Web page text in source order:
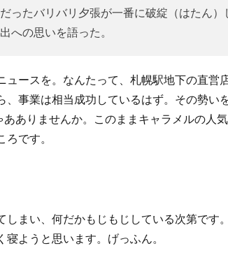
ったバリバリ夕張が一番に破綻（はたん）
への思いを語った。
ースを。なんたって、札幌駅地下の直営
事業は相当成功しているはず。その勢い
ありませんか。このままキャラメルの人
です。
まい、何だかもじもじしている次第です
ようと思います。げっふん。